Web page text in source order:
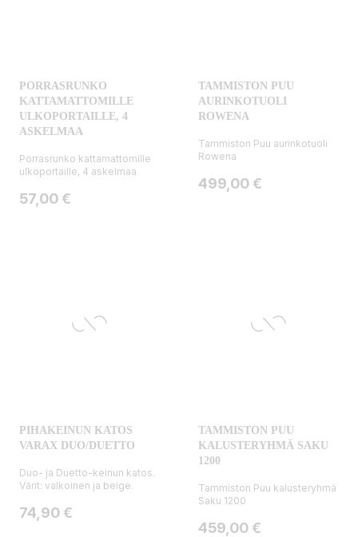
PORRASRUNKO
KATTAMATTOMILLE
ULKOPORTAILLE, 4
ASKELMAA
Porrasrunko kattamattomille
ulkoportaille, 4 askelmaa
Hinta
57,00 €
TAMMISTON PUU
AURINKOTUOLI
ROWENA
Tammiston Puu aurinkotuoli
Rowena
Hinta
499,00 €
PIHAKEINUN KATOS
VARAX DUO/DUETTO
Duo- ja Duetto-keinun katos.
Värit: valkoinen ja beige.
Hinta
74,90 €
TAMMISTON PUU
KALUSTERYHMÄ SAKU
1200
Tammiston Puu kalusteryhmä
Saku 1200
Hinta
459,00 €